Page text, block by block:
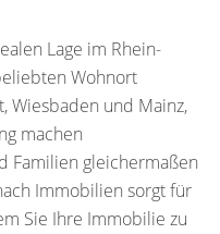
Lage im Rhein-
Wohnort
Wiesbaden und Mainz,
machen
Familien gleichermaßen
Immobilien sorgt für
Sie Ihre Immobilie zu